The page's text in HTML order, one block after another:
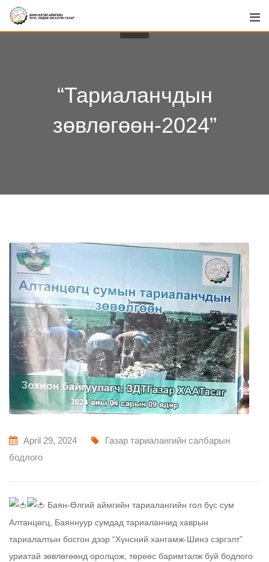
Skip
“Тариаланчдын
зөвлөгөөн-2024”
April 29, 2024
Газар тариалангийн салбарын
бодлого
Баян-Өлгий аймгийн тариалангийн гол бүс сум
Алтанцөгц, Баяннуур сумдад тариаланчид хаврын
тариалалтын босгон дээр “Хүнсний хангамж-Шинэ сэргэлт”
уриатай зөвлөгөөнд оролцож, төрөөс баримталж буй бодлого